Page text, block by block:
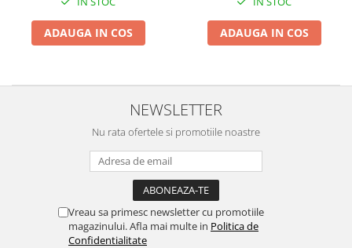
Tractoraș de tuns gazonul
Zootehnie
Incubatoare, oparitoare si
Echipamente pentru animale
Aparate de tuns animale
Piese si accesorii aparate de tuns
Masini batut stalpi si accesorii
Roabe & accesorii
ADAUGA IN COS ADAUGA IN COS
NEWSLETTER
Nu rata ofertele si promotiile noastre
Vreau sa primesc newsletter cu promotiile
magazinului. Afla mai multe in Politica de
Confidentialitate